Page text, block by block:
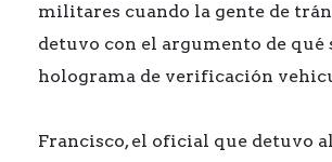
militares cuando la gente de
detuvo con el argumento de qué
holograma de verificación
Francisco, el oficial que detuvo